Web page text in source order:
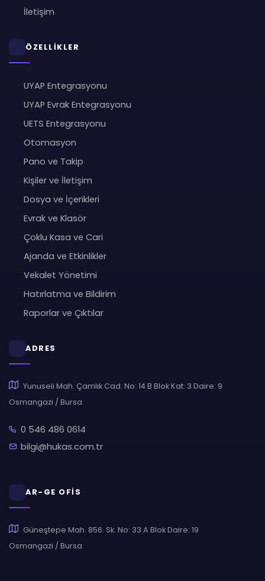
İletişim
ÖZELLİKLER
UYAP Entegrasyonu
UYAP Evrak Entegrasyonu
UETS Entegrasyonu
Otomasyon
Pano ve Takip
Kişiler ve İletişim
Dosya ve İçerikleri
Evrak ve Klasör
Çoklu Kasa ve Cari
Ajanda ve Etkinlikler
Vekalet Yönetimi
Hatırlatma ve Bildirim
Raporlar ve Çıktılar
ADRES
Yunuseli Mah. Çamlık Cad. No: 14 B Blok Kat: 3 Daire: 9
Osmangazi / Bursa
0 546 486 0614
bilgi@hukas.com.tr
AR-GE OFİS
Güneştepe Mah. 856. Sk. No: 33 A Blok Daire: 19
Osmangazi / Bursa